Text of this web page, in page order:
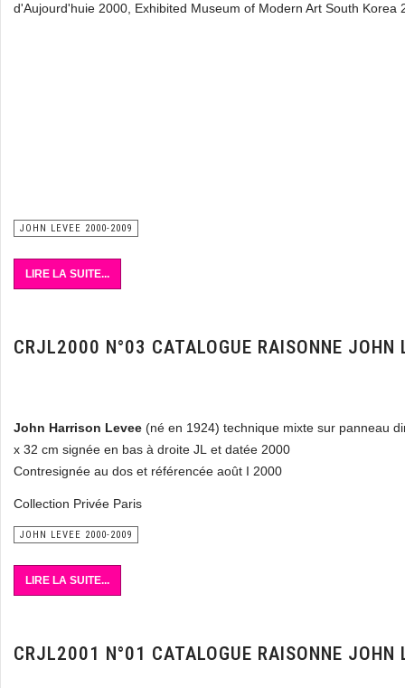
d'Aujourd'huie 2000, Exhibited Museum of Modern Art South Korea
JOHN LEVEE 2000-2009
LIRE LA SUITE...
CRJL2000 N°03 CATALOGUE RAISONNE JOHN
John Harrison Levee (né en 1924) technique mixte sur panneau
x 32 cm signée en bas à droite JL et datée 2000
Contresignée au dos et référencée août I 2000
Collection Privée Paris
JOHN LEVEE 2000-2009
LIRE LA SUITE...
CRJL2001 N°01 CATALOGUE RAISONNE JOHN